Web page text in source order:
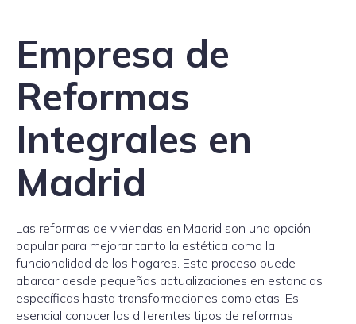
Empresa de
Reformas
Integrales en
Madrid
Las reformas de viviendas en Madrid son una opción
popular para mejorar tanto la estética como la
funcionalidad de los hogares. Este proceso puede
abarcar desde pequeñas actualizaciones en estancias
específicas hasta transformaciones completas. Es
esencial conocer los diferentes tipos de reformas